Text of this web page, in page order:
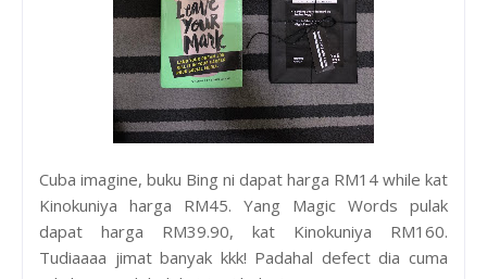
Cuba imagine, buku Bing ni dapat harga RM14 while kat
Kinokuniya harga RM45. Yang Magic Words pulak
dapat harga RM39.90, kat Kinokuniya RM160.
Tudiaaaa jimat banyak kkk! Padahal defect dia cuma